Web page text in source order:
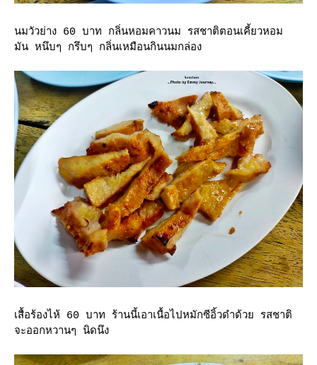
นมวัวย่าง 60 บาท กลิ่นหอมคาวนม รสชาติตอนเคี้ยวหอม
มัน หนึบๆ กรึบๆ กลิ่นเหมือนกินนมกล่อง
เสื้อร้องไห้ 60 บาท ร้านนี้เอาเนื้อไปหมักซีอิ้วดำด้วย รสชาติ
จะออกหวานๆ นิดนึง